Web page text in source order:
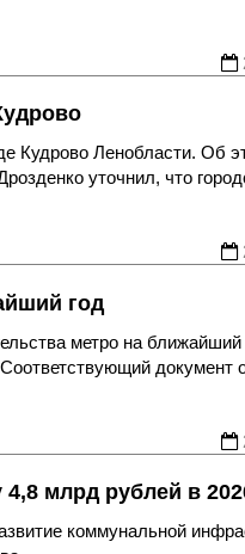
Кудрово Ленобласти. Об
уточнил, что
год
метро на ближайший
документ
млрд рублей в
коммунальной